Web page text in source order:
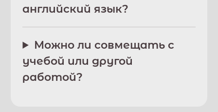
английский язык?
Можно ли совмещать с
учебой или другой
работой?